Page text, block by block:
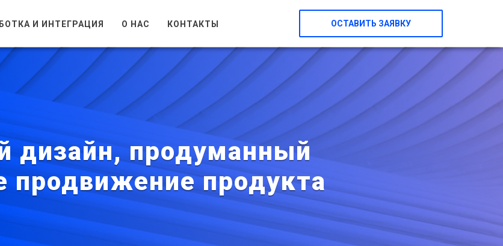
И ИНТЕГРАЦИЯ О НАС КОНТАКТЫ ОСТАВИТЬ ЗАЯВКУ
дизайн, продуманный
продвижение продукта